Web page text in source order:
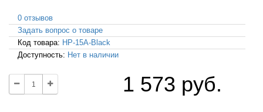
0 отзывов
Задать вопрос о товаре
Код товара: HP-15A-Black
Доступность: Нет в наличии
1 573 руб.